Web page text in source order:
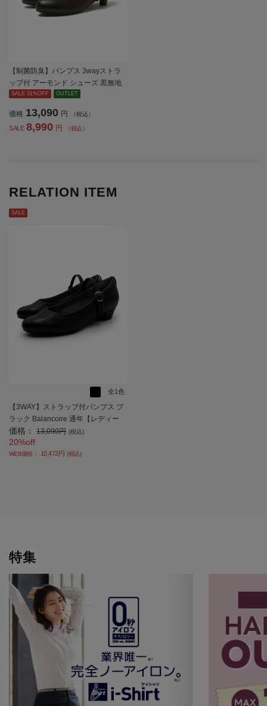
【制菌防臭】パンプス 3wayストラ
ップ付 アーモンド シューズ 黒無地
通年【レディース】
SALE 31%OFF OUTLET
価格 13,090 円 （税込）
SALE 8,990 円 （税込）
RELATION ITEM
SALE
全1色
【3WAY】ストラップ付パンプス ブ
ラック Balancoire 通年【レディー
ス】
価格： 13,090円 (税込)
20%off
WEB価格： 10,472円 (税込)
特集